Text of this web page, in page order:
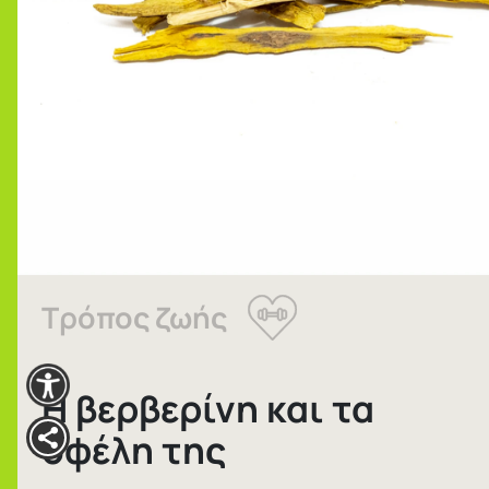
Τρόπος ζωής
H βερβερίνη και τα
οφέλη της